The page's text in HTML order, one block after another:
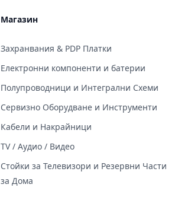
Магазин
Захранвания & PDP Платки
Електронни компоненти и батерии
Полупроводници и Интегрални Схеми
Сервизно Оборудване и Инструменти
Кабели и Накрайници
TV / Аудио / Видео
Стойки за Телевизори и Резервни Части
за Дома